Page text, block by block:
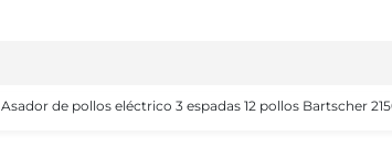
Asador de pollos eléctrico 3 espadas 12 pollos Bartscher